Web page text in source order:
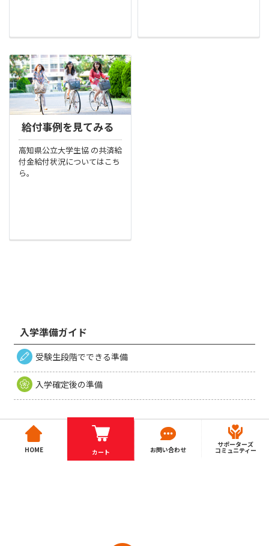
給付事例を見てみる
高知県公立大学生協 の共済給
付金給付状況についてはこち
ら。
入学準備ガイド
受験生段階でできる準備
入学確定後の準備
HOME カート お問い合わせ
サポーターズ
コミュニティー